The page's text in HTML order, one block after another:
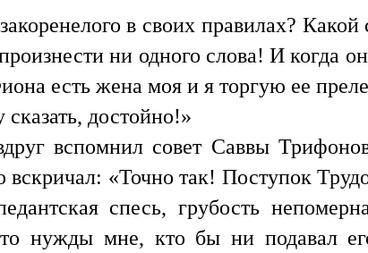
в своих правилах?
ни одного слова! И когда он
есть жена моя и я торгую ее
достойно!»
вспомнил совет Саввы
вскричал: «Точно так! Поступок
спесь, грубость
нужды мне, кто бы ни подавал